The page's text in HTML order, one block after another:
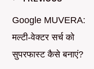
navigation
Google MUVERA:
मल्टी-वेक्टर सर्च को
सुपरफास्ट कैसे बनाएं?